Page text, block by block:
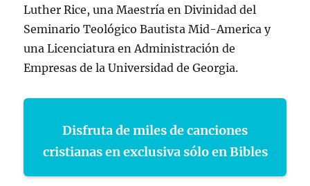
Luther Rice, una Maestría en Divinidad del
Seminario Teológico Bautista Mid-America y
una Licenciatura en Administración de
Empresas de la Universidad de Georgia.
Disfruta de miles de canciones
cristianas en exclusiva sólo en Bibles